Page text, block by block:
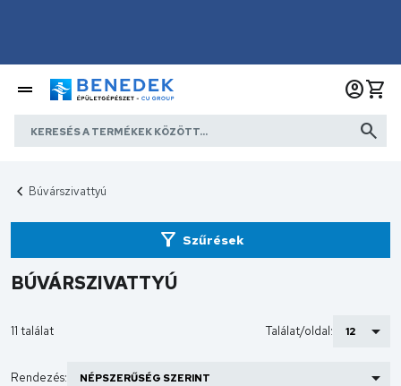
Búvárszivattyú
BÚVÁRSZIVATTYÚ
11 találat Találat/oldal:
Rendezés:
Szűrések